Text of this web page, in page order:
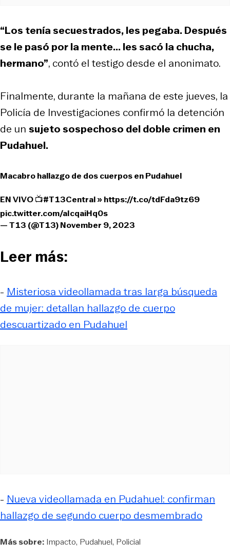
“Los tenía secuestrados, les pegaba. Después
se le pasó por la mente... les sacó la chucha,
hermano”, contó el testigo desde el anonimato.
Finalmente, durante la mañana de este jueves, la
Policía de Investigaciones confirmó la detención
de un sujeto sospechoso del doble crimen en
Pudahuel.
Macabro hallazgo de dos cuerpos en Pudahuel
EN VIVO 📺#T13Central»https://t.co/tdFda9tz69
pic.twitter.com/aIcqaiHq0s
— T13 (@T13)November 9, 2023
Leer más:
- Misteriosa videollamada tras larga búsqueda
de mujer: detallan hallazgo de cuerpo
descuartizado en Pudahuel
- Nueva videollamada en Pudahuel: confirman
hallazgo de segundo cuerpo desmembrado
Más sobre: Impacto Pudahuel Policial